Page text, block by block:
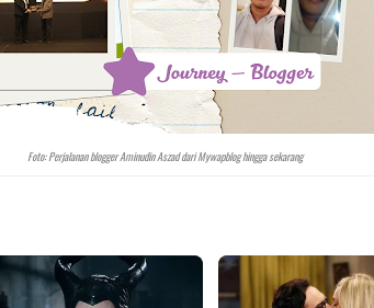
Foto: Perjalanan blogger Aminudin Aszad dari Mywapblog hingga sekarang